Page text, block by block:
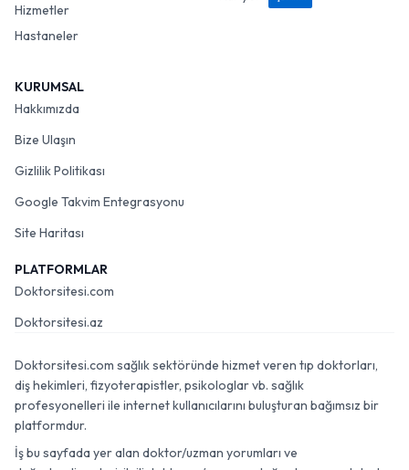
Hizmetler
Hastaneler
Kariyer
İşe Alım
KURUMSAL
Hakkımızda
Bize Ulaşın
Gizlilik Politikası
Google Takvim Entegrasyonu
Site Haritası
PLATFORMLAR
Doktorsitesi.com
Doktorsitesi.az
Doktorsitesi.com sağlık sektöründe hizmet veren tıp doktorları,
diş hekimleri, fizyoterapistler, psikologlar vb. sağlık
profesyonelleri ile internet kullanıcılarını buluşturan bağımsız bir
platformdur.
İş bu sayfada yer alan doktor/uzman yorumları ve